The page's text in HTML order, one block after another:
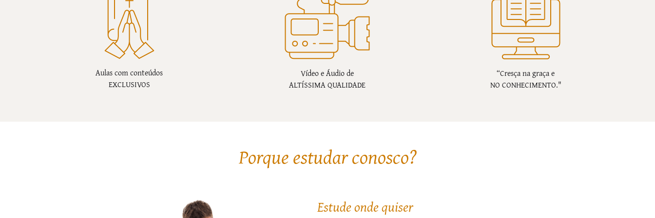
Aulas com conteúdos
EXCLUSIVOS
Vídeo e Áudio de
ALTÍSSIMA QUALIDADE
“Cresça na graça e
NO CONHECIMENTO."
Porque estudar conosco?
Estude onde quiser